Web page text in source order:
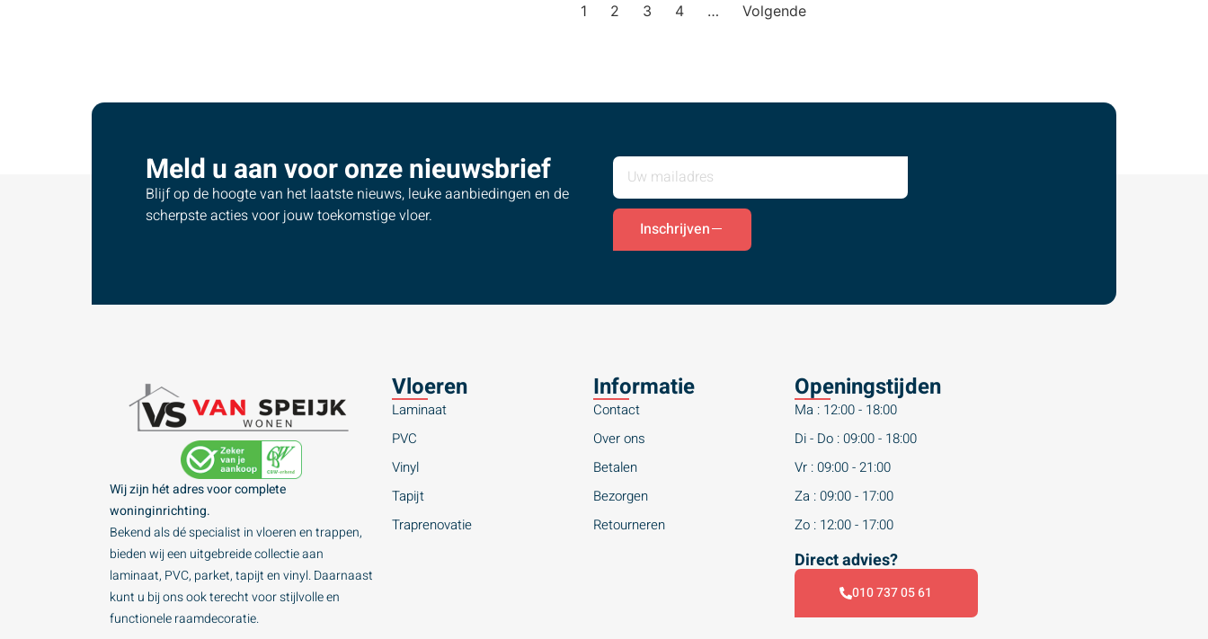
1 2 3 4 … Volgende
Meld u aan voor onze nieuwsbrief
Blijf op de hoogte van het laatste nieuws, leuke aanbiedingen en de
scherpste acties voor jouw toekomstige vloer.
Inschrijven
Wij zijn hét adres voor complete
woninginrichting.
Bekend als dé specialist in vloeren en trappen,
bieden wij een uitgebreide collectie aan
laminaat, PVC, parket, tapijt en vinyl. Daarnaast
kunt u bij ons ook terecht voor stijlvolle en
functionele raamdecoratie.
Vloeren
Laminaat
PVC
Vinyl
Tapijt
Traprenovatie
Informatie
Contact
Over ons
Betalen
Bezorgen
Retourneren
Openingstijden
Ma : 12:00 - 18:00
Di - Do : 09:00 - 18:00
Vr : 09:00 - 21:00
Za : 09:00 - 17:00
Zo : 12:00 - 17:00
Direct advies?
010 737 05 61